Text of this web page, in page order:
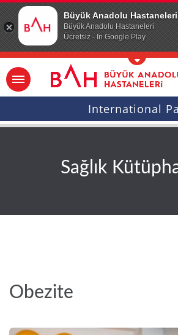
Büyük Anadolu Hastaneleri
Büyük Anadolu Hastaneleri
Ücretsiz - In Google Play
Ana icerige atla
International
Sağlık
Obezite